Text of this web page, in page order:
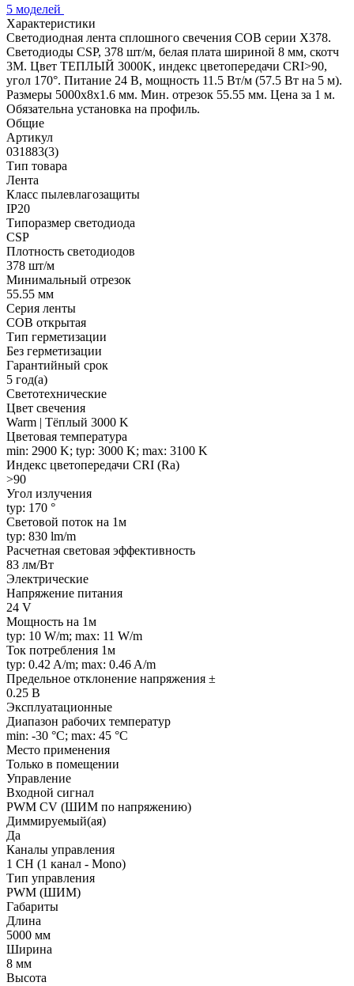
5 моделей
Характеристики
Светодиодная лента сплошного свечения COB серии X378.
Светодиоды CSP, 378 шт/м, белая плата шириной 8 мм, скотч
3M. Цвет ТЕПЛЫЙ 3000K, индекс цветопередачи CRI>90,
угол 170°. Питание 24 В, мощность 11.5 Вт/м (57.5 Вт на 5 м).
Размеры 5000x8x1.6 мм. Мин. отрезок 55.55 мм. Цена за 1 м.
Обязательна установка на профиль.
Общие
Артикул
031883(3)
Тип товара
Лента
Класс пылевлагозащиты
IP20
Типоразмер светодиода
CSP
Плотность светодиодов
378 шт/м
Минимальный отрезок
55.55 мм
Серия ленты
COB открытая
Тип герметизации
Без герметизации
Гарантийный срок
5 год(а)
Светотехнические
Цвет свечения
Warm | Тёплый 3000 K
Цветовая температура
min: 2900 K; typ: 3000 K; max: 3100 K
Индекс цветопередачи CRI (Ra)
>90
Угол излучения
typ: 170 °
Световой поток на 1м
typ: 830 lm/m
Расчетная световая эффективность
83 лм/Вт
Электрические
Напряжение питания
24 V
Мощность на 1м
typ: 10 W/m; max: 11 W/m
Ток потребления 1м
typ: 0.42 A/m; max: 0.46 A/m
Предельное отклонение напряжения ±
0.25 В
Эксплуатационные
Диапазон рабочих температур
min: -30 °C; max: 45 °C
Место применения
Только в помещении
Управление
Входной сигнал
PWM СV (ШИМ по напряжению)
Диммируемый(ая)
Да
Каналы управления
1 CH (1 канал - Mono)
Тип управления
PWM (ШИМ)
Габариты
Длина
5000 мм
Ширина
8 мм
Высота